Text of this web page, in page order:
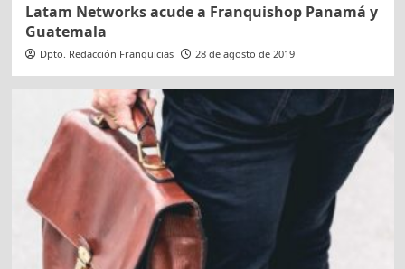
Latam Networks acude a Franquishop Panamá y
Guatemala
Dpto. Redacción Franquicias 28 de agosto de 2019